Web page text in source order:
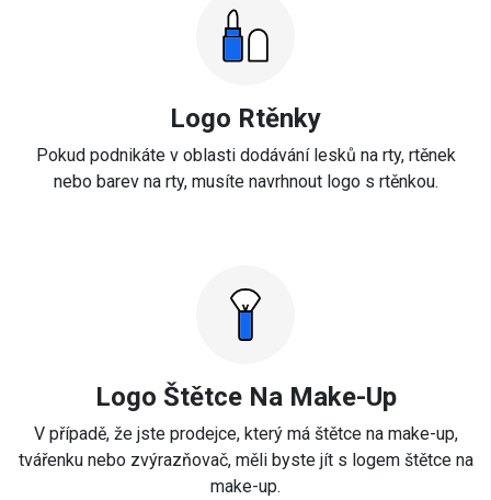
Logo Rtěnky
Pokud podnikáte v oblasti dodávání lesků na rty, rtěnek
nebo barev na rty, musíte navrhnout logo s rtěnkou.
Logo Štětce Na Make-Up
V případě, že jste prodejce, který má štětce na make-up,
tvářenku nebo zvýrazňovač, měli byste jít s logem štětce na
make-up.